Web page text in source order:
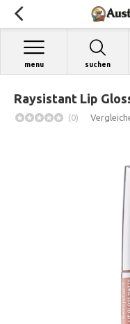
suchen
menu
Raysistant Lip
(0)